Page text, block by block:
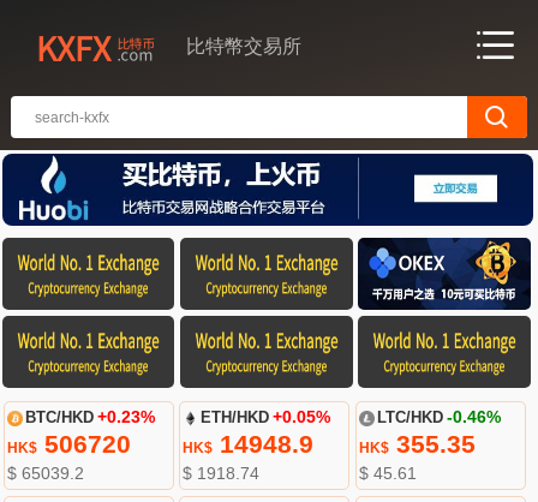
比特幣交易所
BTC/HKD +0.23%
HK$506720
$ 65039.2
ETH/HKD +0.05%
HK$ 14948.9
$ 1918.74
LTC/HKD -0.46%
HK$355.35
$ 45.61